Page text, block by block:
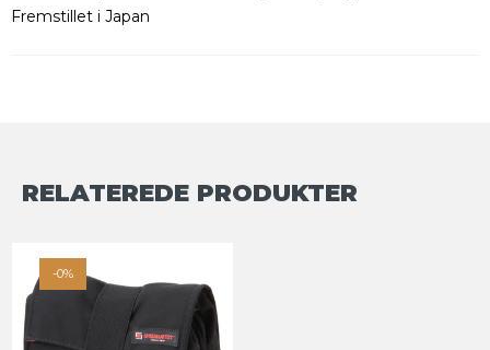
Fremstillet i Japan
RELATEREDE PRODUKTER
-0%